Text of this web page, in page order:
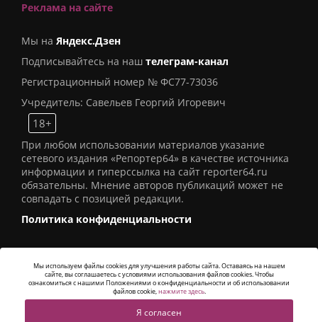
Реклама на сайте
Мы на Яндекс.Дзен
Подписывайтесь на наш телеграм-канал
Регистрационный номер № ФС77-73036
Учредитель: Савельев Георгий Игоревич
18+
При любом использовании материалов указание
сетевого издания «Репортер64» в качестве источника
информации и гиперссылка на сайт reporter64.ru
обязательны. Мнение авторов публикаций может не
совпадать с позицией редакции.
Политика конфиденциальности
© 2016СИ «Репортер64». Все права защищены -
Alatis Studio
Мы используем файлы cookies для улучшения работы сайта. Оставаясь на нашем
сайте, вы соглашаетесь с условиями использования файлов cookies. Чтобы
ознакомиться с нашими Положениями о конфиденциальности и об использовании
файлов cookie,нажмите здесь.
Я согласен